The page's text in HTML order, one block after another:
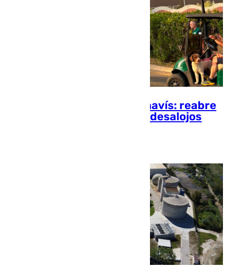
Incendio forestal en Benahavís: reabre
la A-P7 pero continúan los desalojos